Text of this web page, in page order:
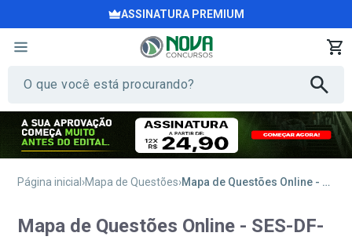
ASSINATURA PREMIUM
Página inicial Mapa de Questões Mapa de Questões Online - SES-DF- Técnico em Enfermagem - 5 Mil Questões
Mapa de Questões Online - SES-DF-